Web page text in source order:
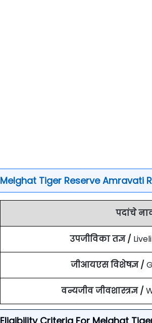
Melghat Tiger Reserve Amravati
पदांचे
उपजीविका तज्ञ /
जीआयएस विशेषज्ञ /
वन्यजीव जीवशास्त्रज्ञ /